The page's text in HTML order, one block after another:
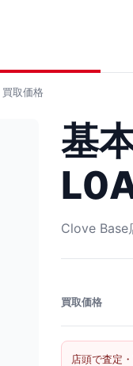
買取価格
基
Clove Base
買取価格
店頭で査定